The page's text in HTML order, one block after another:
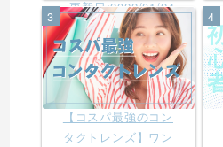
更新日:2022/01/24
3
【コスパ最強のコン
タクトレンズ】ワン
4